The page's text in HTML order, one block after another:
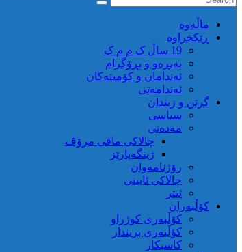
ماڵه‌وه‌
ڕێکخراوە
19 ساڵ ک م م ک
پەیڕەو و پڕۆگرام
ئەندامان و کۆمیتەکان
ئەندامەتی
گرتن و زیندان
سیاسی
مەدەنی
چالاکی مافی مرۆڤ
ژینگەپارێز
رۆژنامەوان
چالاکی ئایینی
ئیتر
کۆڵبەران
کۆڵبەری کوژراو
کؤڵبەری بریندار
کاسبکار